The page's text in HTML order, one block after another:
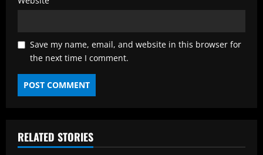
Save my name, email, and website in this browser for
the next time I comment.
RELATED STORIES